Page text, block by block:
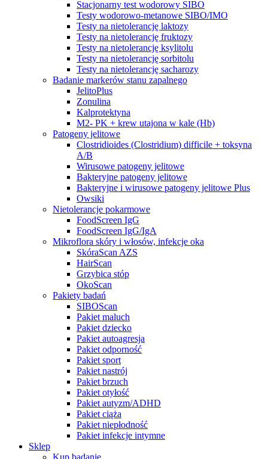
Stacjonarny test wodorowy SIBO
Testy wodorowo-metanowe SIBO/IMO
Testy na nietolerancję laktozy
Testy na nietolerancję fruktozy
Testy na nietolerancję ksylitolu
Testy na nietolerancję sorbitolu
Testy na nietolerancję sacharozy
Badanie markerów stanu zapalnego
JelitoPlus
Zonulina
Kalprotektyna
M2- PK + krew utajona w kale (Hb)
Patogeny jelitowe
Clostridioides (Clostridium) difficile + toksyna
A/B
Wirusowe patogeny jelitowe
Bakteryjne patogeny jelitowe
Bakteryjne i wirusowe patogeny jelitowe Plus
Owsiki
Nietolerancje pokarmowe
FoodScreen IgG
FoodScreen IgG/IgA
Mikroflora skóry i włosów, infekcje oka
SkóraScan AZS
HairScan
Grzybica stóp
OkoScan
Pakiety badań
SIBOScan
Pakiet maluch
Pakiet dziecko
Pakiet autoagresja
Pakiet odporność
Pakiet sport
Pakiet nastrój
Pakiet brzuch
Pakiet otyłość
Pakiet autyzm/ADHD
Pakiet ciąża
Pakiet niepłodność
Pakiet infekcje intymne
Sklep
Kup badanie